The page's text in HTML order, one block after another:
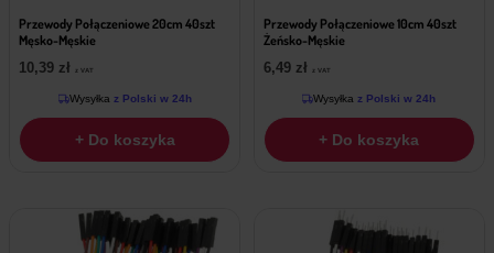
Przewody Połączeniowe 20cm 40szt
Męsko-Męskie
10,39 zł z VAT
Wysyłka z Polski w 24h
+ Do koszyka
Przewody Połączeniowe 10cm 40szt
Żeńsko-Męskie
6,49 zł z VAT
Wysyłka z Polski w 24h
+ Do koszyka